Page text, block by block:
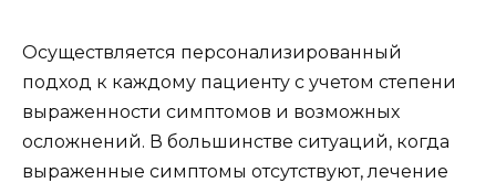
Осуществляется персонализированный
подход к каждому пациенту с учетом степени
выраженности симптомов и возможных
осложнений. В большинстве ситуаций, когда
выраженные симптомы отсутствуют, лечение